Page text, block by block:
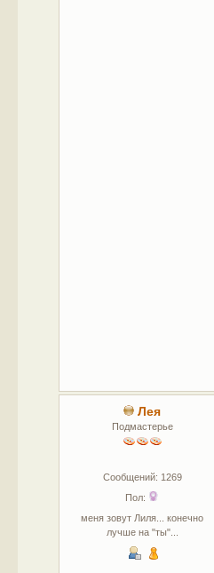
Лея
Подмастерье
Сообщений: 1269
Пол:
меня зовут Лиля... конечно
лучше на "ты"...